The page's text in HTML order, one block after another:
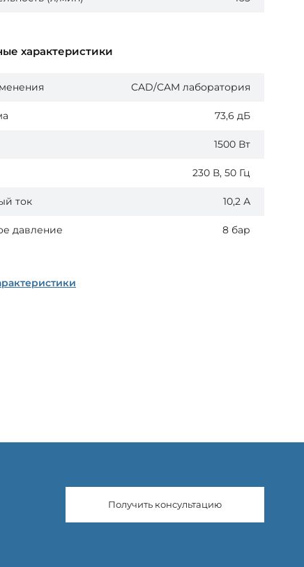
характеристики
CAD/CAM лаборатория
73,6 дБ
1500 Вт
230 В, 50 Гц
ток 10,2 А
давление 8 бар
Получить консультацию